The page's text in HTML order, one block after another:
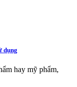
dụng
hay mỹ phẩm,